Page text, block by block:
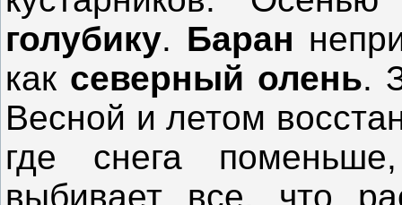
голубику. Баран
как северный олень.
Весной и летом
где снега
выбивает все, что